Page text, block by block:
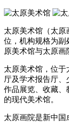
太原美术馆（太
位，机构规格为副
原美术馆与太原画
太原美术馆，位于
厅及学术报告厅
作品展览、收藏、
的现代美术馆。
太原画院是新中